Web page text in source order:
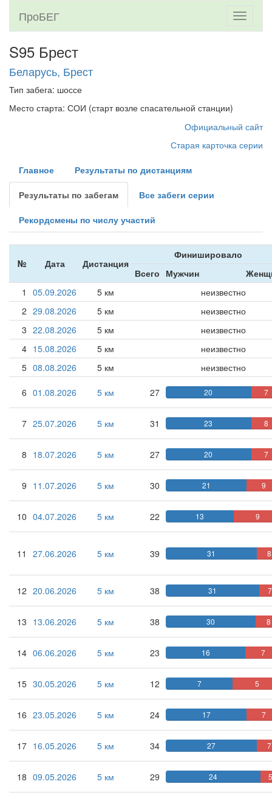
Toggle
ПроБЕГ
S95 Брест
Беларусь, Брест
Тип забега: шоссе
Место старта: СОИ (старт возле спасательной станции)
Официальный сайт
Старая карточка серии
Главное Результаты по дистанциям
Результаты по забегам Все забеги серии
Рекордсмены по числу участий
№ Дата Дистанция
Финишировало
Всего Мужчин
1
05.09.2026 5 км
неизвестно
2 29.08.2026 5 км
неизвестно
3 22.08.2026 5 км
неизвестно
4 15.08.2026 5 км
неизвестно
5 08.08.2026 5 км неизвестно
6 01.08.2026 5 км 27 20 7
7 25.07.2026 5 км 31 23 8
8 18.07.2026 5 км 27 20 7
9 11.07.2026 5 км 30 21 9
10 04.07.2026 5 км 22 13 9
11 27.06.2026 5 км 39 31 8
12 20.06.2026 5 км 38 31 7
13 13.06.2026 5 км 38 30 8
14 06.06.2026 5 км 23 16 7
15 30.05.2026 5 км 12 7 5
16 23.05.2026 5 км 24 17 7
17 16.05.2026 5 км 34 27 7
18 09.05.2026 5 км 29 24